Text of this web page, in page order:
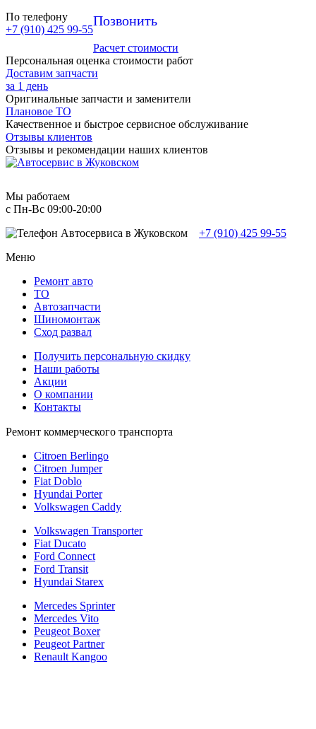
По телефону
+7 (910) 425 99-55
Позвонить
Расчет стоимости
Персональная оценка стоимости работ
Доставим запчасти
за 1 день
Оригинальные запчасти и заменители
Плановое ТО
Качественное и быстрое сервисное обслуживание
Отзывы клиентов
Отзывы и рекомендации наших клиентов
Мы работаем
с Пн-Вc 09:00-20:00
+7 (910) 425 99-55
Меню
Ремонт авто
TO
Автозапчасти
Шиномонтаж
Сход развал
Получить персональную скидку
Наши работы
Акции
О компании
Контакты
Ремонт коммерческого транспорта
Citroen Berlingo
Citroen Jumper
Fiat Doblo
Hyundai Porter
Volkswagen Caddy
Volkswagen Transporter
Fiat Ducato
Ford Connect
Ford Transit
Hyundai Starex
Mercedes Sprinter
Mercedes Vito
Peugeot Boxer
Peugeot Partner
Renault Kangoo